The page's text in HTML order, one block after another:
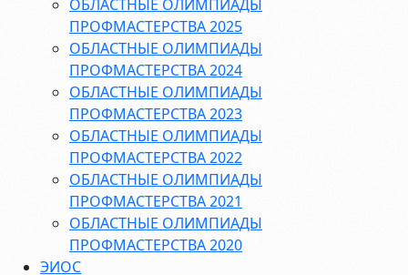
ОБЛАСТНЫЕ ОЛИМПИАДЫ
ПРОФМАСТЕРСТВА 2025
ОБЛАСТНЫЕ ОЛИМПИАДЫ
ПРОФМАСТЕРСТВА 2024
ОБЛАСТНЫЕ ОЛИМПИАДЫ
ПРОФМАСТЕРСТВА 2023
ОБЛАСТНЫЕ ОЛИМПИАДЫ
ПРОФМАСТЕРСТВА 2022
ОБЛАСТНЫЕ ОЛИМПИАДЫ
ПРОФМАСТЕРСТВА 2021
ОБЛАСТНЫЕ ОЛИМПИАДЫ
ПРОФМАСТЕРСТВА 2020
ЭИОС